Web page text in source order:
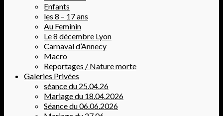
Enfants
les 8 – 17 ans
Au Feminin
Le 8 décembre Lyon
Carnaval d’Annecy
Macro
Reportages / Nature morte
Galeries Privées
séance du 25.04.26
Mariage du 18.04.2026
Séance du 06.06.2026